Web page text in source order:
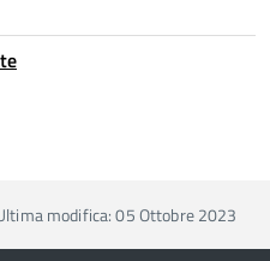
modifica: 05 Ottobre 2023